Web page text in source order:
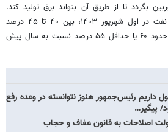
بگردد تا از طریق آن بتواند برق تولید کند.
ذخایر گازوئیل طبق اعلام وزیر نفت در اول شهریور ۱۴۰۳، بین ۴۰ تا ۴۵ درصد
بوده است که این میزان یعنی حدود ۶۰ یا حداقل ۵۵ درصد نسبت به سال پیش
رئیس‌جمهور هنوز نتوانسته در وعده رفع
پیگیر…
اصلاحات به قانون عفاف و حجاب